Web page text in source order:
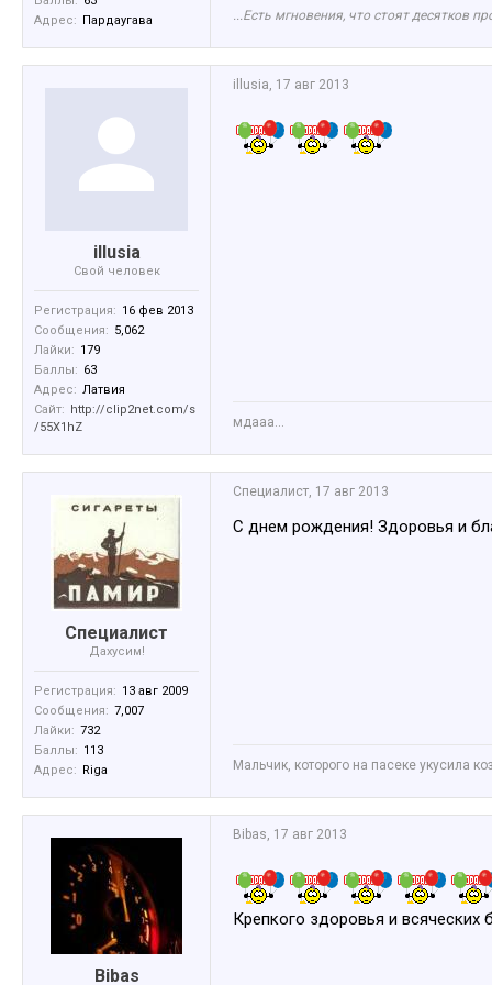
Адрес: Пардаугава ...Есть мгновения, что стоят десятков
illusia
Свой человек
Регистрация: 16 фев 2013
Сообщения: 5,062
Лайки: 179
Баллы: 63
Адрес: Латвия
Сайт: http://clip2net.com/s
/55X1hZ
illusia, 17 авг 2013
мдааа...
Специалист
Дахусим!
Регистрация: 13 авг 2009
Сообщения: 7,007
Лайки: 732
Баллы: 113
Адрес: Riga
Специалист, 17 авг 2013
С днем рождения! Здоровья и
Мальчик, которого на пасеке укусила
Bibas
Bibas, 17 авг 2013
Крепкого здоровья и всяческих